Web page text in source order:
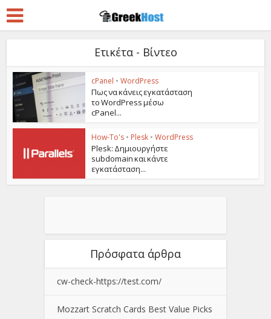
Ετικέτα - Βίντεο
cPanel • WordPress
Πως να κάνεις εγκατάσταση
το WordPress μέσω
cPanel...
How-To's • Plesk • WordPress
Plesk: Δημιουργήστε
subdomain και κάντε
εγκατάσταση...
Πρόσφατα άρθρα
cw-check-https://test.com/
Mozzart Scratch Cards Best Value Picks